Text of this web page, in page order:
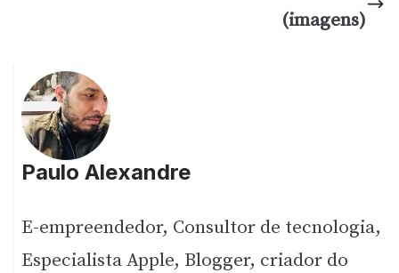
(imagens)
Paulo Alexandre
E-empreendedor, Consultor de tecnologia,
Especialista Apple, Blogger, criador do